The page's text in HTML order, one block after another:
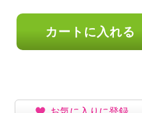
カートに入れる